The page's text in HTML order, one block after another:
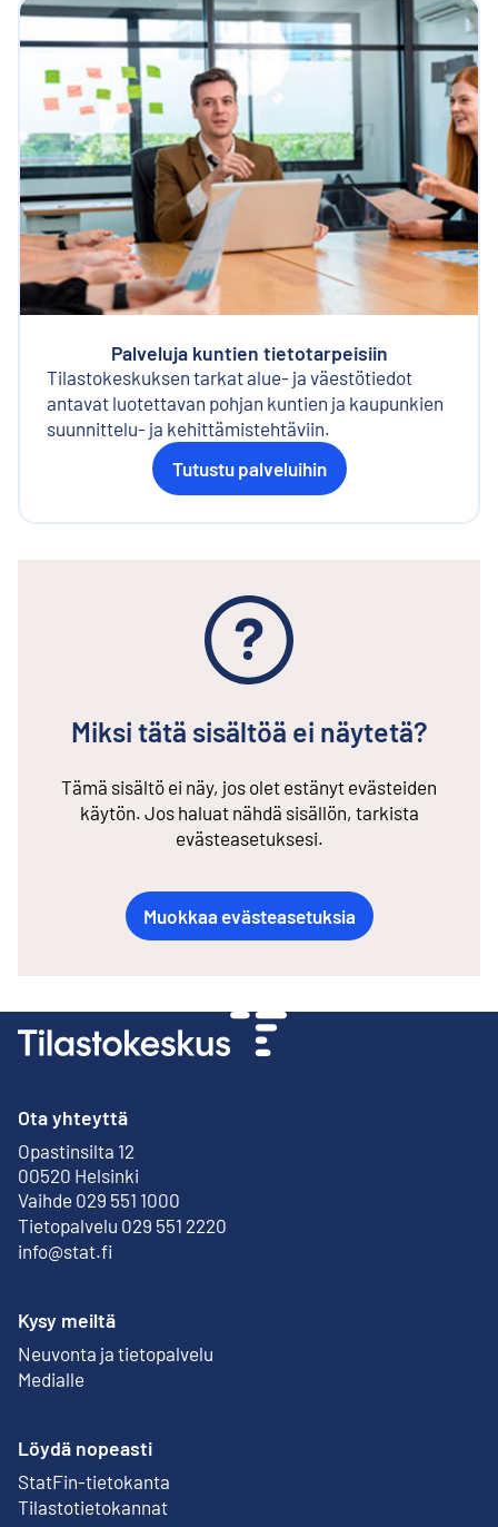
Palveluja kuntien tietotarpeisiin
Tilastokeskuksen tarkat alue- ja väestötiedot
antavat luotettavan pohjan kuntien ja kaupunkien
suunnittelu- ja kehittämistehtäviin.
Tutustu palveluihin
Miksi tätä sisältöä ei näytetä?
Tämä sisältö ei näy, jos olet estänyt evästeiden
käytön. Jos haluat nähdä sisällön, tarkista
evästeasetuksesi.
Muokkaa evästeasetuksia
Ota yhteyttä
Opastinsilta 12
00520 Helsinki
Ulkoinen linkki
Vaihde 029 551 1000
Tietopalvelu 029 551 2220
info@stat.fi
Kysy meiltä
Neuvonta ja tietopalvelu
Medialle
Löydä nopeasti
StatFin-tietokanta
Ulkoinen linkki
Tilastotietokannat